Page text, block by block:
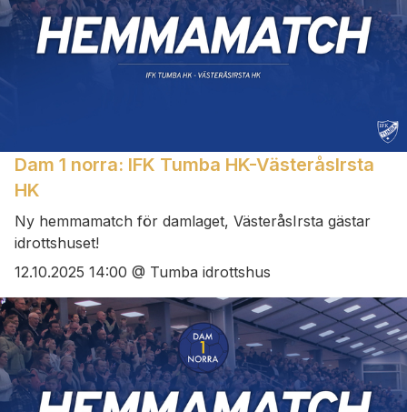
Dam 1 norra: IFK Tumba HK-VästeråsIrsta
HK
Ny hemmamatch för damlaget, VästeråsIrsta gästar
idrottshuset!
12.10.2025 14:00 @ Tumba idrottshus